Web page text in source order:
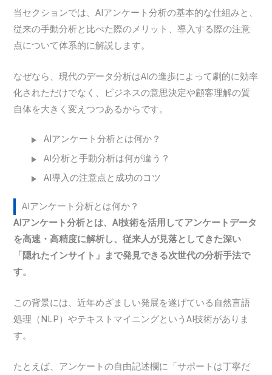
当セクションでは、AIアンケート分析の基本的な仕組みと、
従来の手動分析と比べた際のメリット、導入する際の注意
点について体系的に解説します。
なぜなら、現代のデータ分析はAIの進歩によって劇的に効率
化されただけでなく、ビジネスの意思決定や顧客理解の質
自体を大きく変えつつあるからです。
AIアンケート分析とは何か？
AI分析と手動分析は何が違う？
AI導入の注意点と成功のコツ
AIアンケート分析とは何か？
AIアンケート分析とは、AI技術を活用してアンケートデータ
を高速・高精度に解析し、従来人が見落としてきた深い
「隠れたインサイト」まで発見できる次世代の分析手法で
す。
この背景には、近年めざましい発展を遂げている自然言語
処理（NLP）やテキストマイニングというAI技術がありま
す。
たとえば、アンケートの自由記述欄に「サポートは丁寧だ